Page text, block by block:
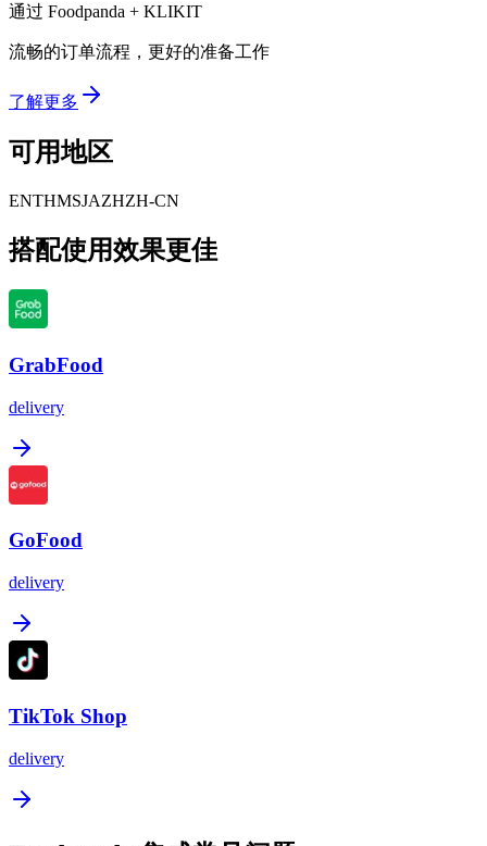
通过 Foodpanda + KLIKIT
流畅的订单流程，更好的准备工作
了解更多
可用地区
ENTHMSJAZHZH-CN
搭配使用效果更佳
GrabFood
delivery
GoFood
delivery
TikTok Shop
delivery